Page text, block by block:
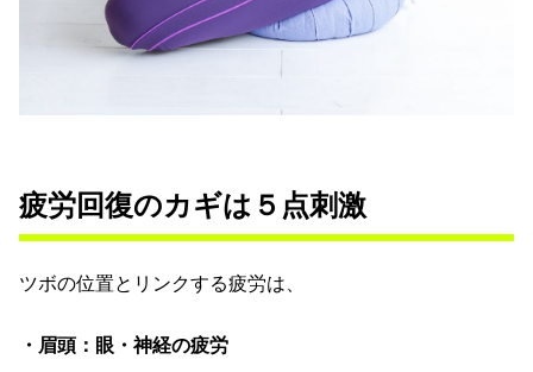
疲労回復のカギは５点刺激
ツボの位置とリンクする疲労は、
・眉頭：眼・神経の疲労